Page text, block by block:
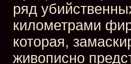
ряд
километрами
которая,
живописно